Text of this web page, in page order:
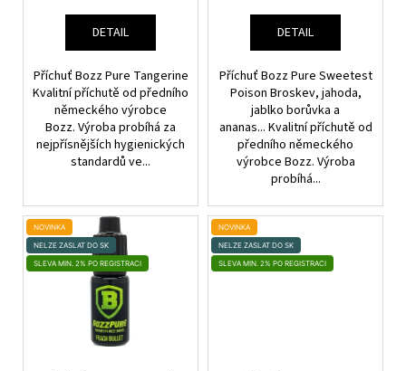
DETAIL
Příchuť Bozz Pure Tangerine
Kvalitní příchutě od předního
německého výrobce
Bozz. Výroba probíhá za
nejpřísnějších hygienických
standardů ve...
DETAIL
Příchuť Bozz Pure Sweetest
Poison Broskev, jahoda,
jablko borůvka a
ananas... Kvalitní příchutě od
předního německého
výrobce Bozz. Výroba
probíhá...
NOVINKA
NELZE ZASLAT DO SK
SLEVA MIN. 2% PO REGISTRACI
NOVINKA
NELZE ZASLAT DO SK
SLEVA MIN. 2% PO REGISTRACI
HLEDAT